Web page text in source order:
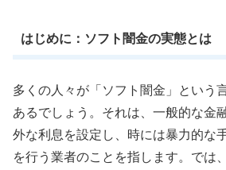
はじめに：ソフト闇金の実態とは
多くの人々が「ソフト闇金」という
あるでしょう。それは、一般的な金
外な利息を設定し、時には暴力的な
を行う業者のことを指します。では